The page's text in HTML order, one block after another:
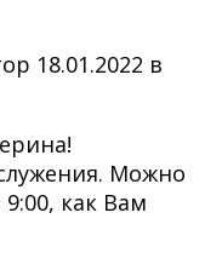
18.01.2022 в
Можно
как Вам